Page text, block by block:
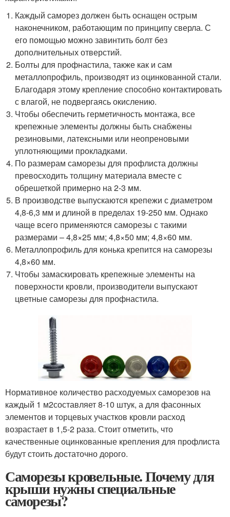
Каждый саморез должен быть оснащен острым
наконечником, работающим по принципу сверла. С
его помощью можно завинтить болт без
дополнительных отверстий.
Болты для профнастила, также как и сам
металлопрофиль, производят из оцинкованной стали.
Благодаря этому крепление способно контактировать
с влагой, не подвергаясь окислению.
Чтобы обеспечить герметичность монтажа, все
крепежные элементы должны быть снабжены
резиновыми, латексными или неопреновыми
уплотняющими прокладками.
По размерам саморезы для профлиста должны
превосходить толщину материала вместе с
обрешеткой примерно на 2-3 мм.
В производстве выпускаются крепежи с диаметром
4,8-6,3 мм и длиной в пределах 19-250 мм. Однако
чаще всего применяются саморезы с такими
размерами – 4,8×25 мм; 4,8×50 мм; 4,8×60 мм.
Металлопрофиль для конька крепится на саморезы
4,8×60 мм.
Чтобы замаскировать крепежные элементы на
поверхности кровли, производители выпускают
цветные саморезы для профнастила.
Нормативное количество расходуемых саморезов на
каждый 1 м2составляет 8-10 штук, а для фасонных
элементов и торцевых участков кровли расход
возрастает в 1,5-2 раза. Стоит отметить, что
качественные оцинкованные крепления для профлиста
будут стоить достаточно дорого.
Саморезы кровельные. Почему для
крыши нужны специальные
саморезы?